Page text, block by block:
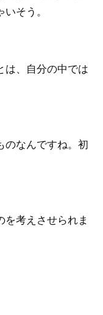
そう。
は、自分の中では
のなんですね。初
を考えさせられま